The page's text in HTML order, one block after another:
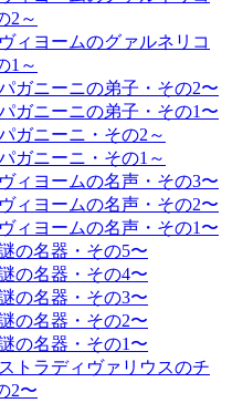
2～
ィヨームのグァルネリコ
1～
ガニーニの弟子・その2〜
ガニーニの弟子・その1〜
ガニーニ・その2～
ガニーニ・その1～
ィヨームの名声・その3〜
ィヨームの名声・その2〜
ィヨームの名声・その1〜
の名器・その5〜
の名器・その4〜
の名器・その3〜
の名器・その2〜
の名器・その1〜
トラディヴァリウスのチ
2〜